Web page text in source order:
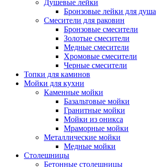
Душевые лейки
Бронзовые лейки для душа
Смесители для раковин
Бронзовые смесители
Золотые смесители
Медные смесители
Хромовые смесители
Черные смесители
Топки для каминов
Мойки для кухни
Каменные мойки
Базальтовые мойки
Гранитные мойки
Мойки из оникса
Мраморные мойки
Металлические мойки
Медные мойки
Столешницы
Бетонные столешницы